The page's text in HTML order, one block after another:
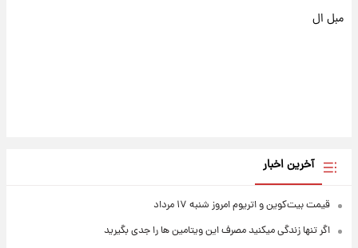
مبل ال
آخرین اخبار
قیمت بیت‌کوین و اتریوم امروز شنبه ۱۷ مرداد
اگر تنها زندگی میکنید مصرف این ویتامین ها را جدی بگیرید